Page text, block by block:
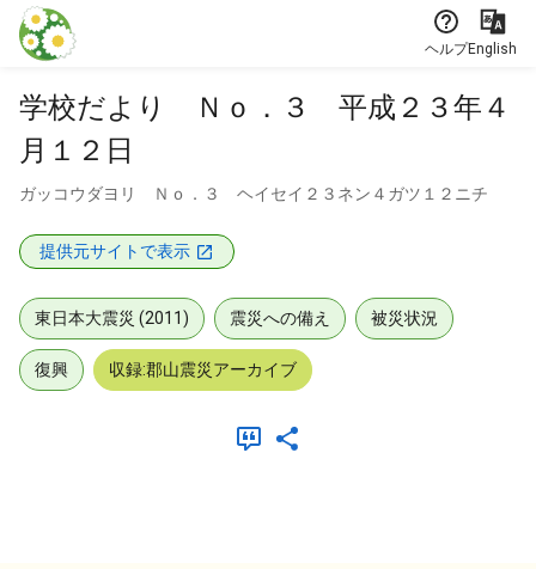
本文に飛ぶ
ヘルプEnglish
学校だより Ｎｏ．３ 平成２３年４
月１２日
ガッコウダヨリ Ｎｏ．３ ヘイセイ２３ネン４ガツ１２ニチ
提供元サイトで表示
東日本大震災 (2011) 震災への備え 被災状況
復興 収録:郡山震災アーカイブ